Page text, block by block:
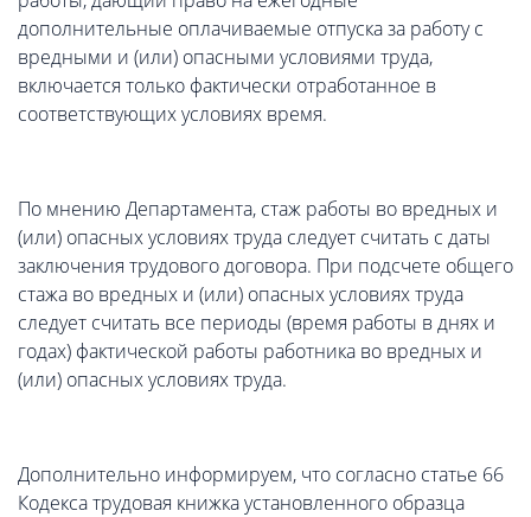
дополнительные оплачиваемые отпуска за работу с
вредными и (или) опасными условиями труда,
включается только фактически отработанное в
соответствующих условиях время.
По мнению Департамента, стаж работы во вредных и
(или) опасных условиях труда следует считать с даты
заключения трудового договора. При подсчете общего
стажа во вредных и (или) опасных условиях труда
следует считать все периоды (время работы в днях и
годах) фактической работы работника во вредных и
(или) опасных условиях труда.
Дополнительно информируем, что согласно статье 66
Кодекса трудовая книжка установленного образца